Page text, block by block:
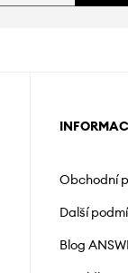
Obchodní
Další
Blog